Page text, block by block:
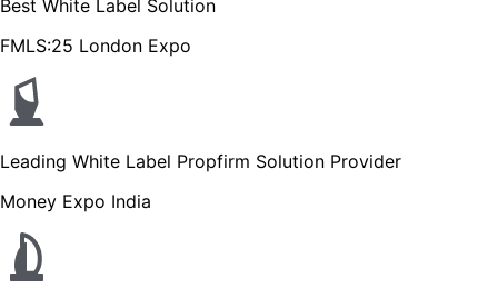
Best White Label Solution
FMLS:25 London Expo
Leading White Label Propfirm Solution Provider
Money Expo India